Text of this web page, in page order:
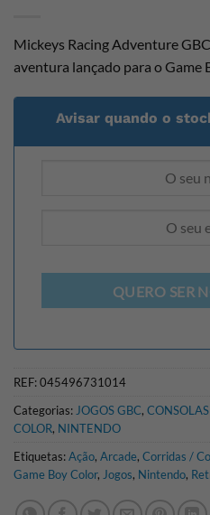
Mickeys Racing Adventure
aventura lançado para o Game
Avisar quando o
QUERO SER
REF:045496731014
Categorias:JOGOS GBC,
COLOR, NINTENDO
Etiquetas:Ação, Arcade, Corridas /
Game Boy Color, Jogos, Nintendo,